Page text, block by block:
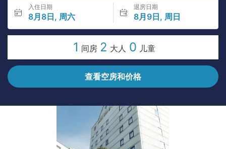
入住日期
8月8日, 周六
退房日期
8月9日, 周日
1 间房 2 大人 0 儿童
查看空房和价格